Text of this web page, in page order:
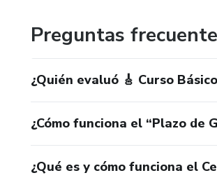
Preguntas
¿Quién evaluó 🎸 Curso
¿Cómo funciona el “Plazo de
¿Qué es y cómo funciona el